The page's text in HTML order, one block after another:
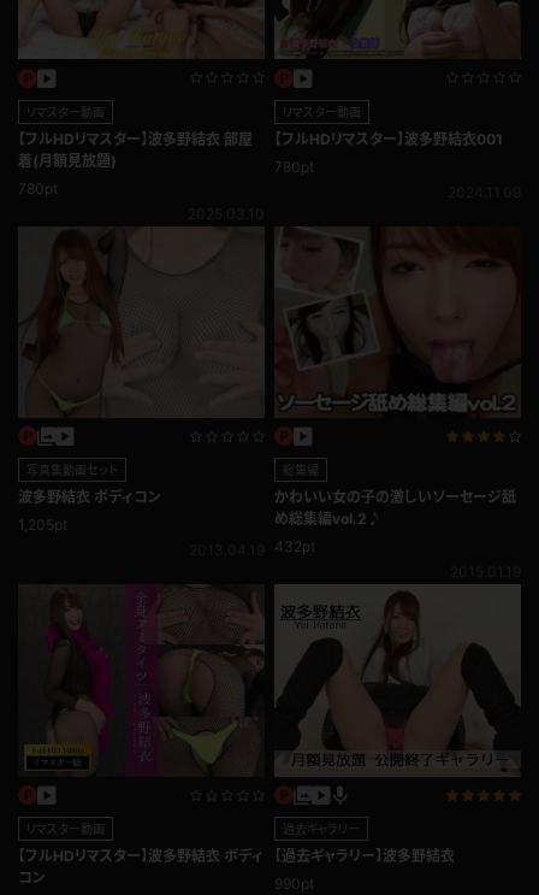
リマスター動画
【フルHDリマスター】波多野結衣 部屋
着(月額見放題)
780pt
リマスター動画
【フルHDリマスター】波多野結衣001
780pt
写真集動画セット
波多野結衣 ボディコン
1,205pt
総集編
かわいい女の子の激しいソーセージ舐
め総集編vol.2♪
432pt
リマスター動画
【フルHDリマスター】波多野結衣 ボディ
コン
過去ギャラリー
【過去ギャラリー】波多野結衣
990pt